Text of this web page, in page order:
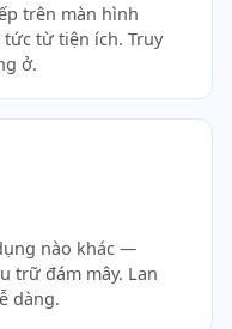
trên màn hình
từ tiện ích. Truy
ở.
nào khác —
trữ đám mây. Lan
dàng.